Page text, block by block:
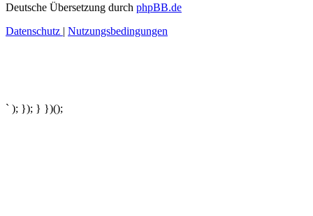
Deutsche Übersetzung durch phpBB.de
Datenschutz | Nutzungsbedingungen
` ); }); } })();